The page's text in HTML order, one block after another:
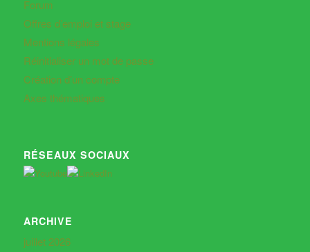
Forum
Offres d’emploi et stage
Mentions légales
Réinitialiser un mot de passe
Création d’un compte
Axes thématiques
RÉSEAUX SOCIAUX
ARCHIVE
juillet 2026